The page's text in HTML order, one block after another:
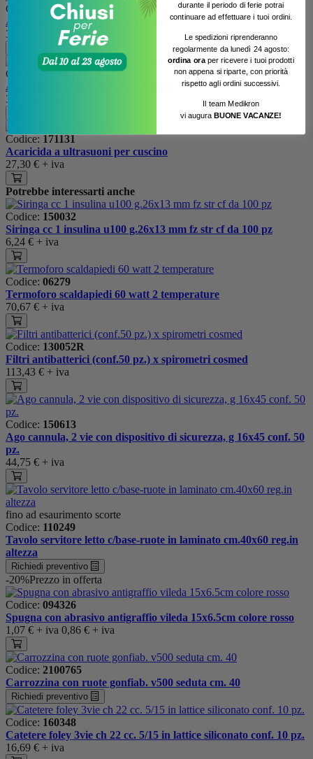
Codice:
0900053
Abena cuffia shampoo per allettati
3,08 €
Codice:171129
Acaricida a ultrasuoni per ambienti
32,79 €
Codice:171131
Acaricida a ultrasuoni per cuscino
27,30 € + iva
Potrebbe interessarti anche
Codice: 150032
Siringa cc 1 insulina u100 g.26x13 mm fz str cf da 100 pz
6,24 € + iva
Codice: 06279
Termoforo scaldapiedi 60 watt 2 temperature
70,67 € + iva
Codice: 130052R
Filtri antibatterici (conf.50 pz.) x spirometri cosmed
113,43 € + iva
Codice: 150613
Ago cannula, 2 vie con dispositivo di sicurezza, g 16x45 conf. 50
pz.
44,75 € + iva
fino ad esaurimento scorte
Codice: 110249
Tavolo servitore letto c/base-ruote in laminato cm.40x60 reg.in
altezza
Richiedi preventivo
-20%Prezzo in offerta
Codice: 094326
Spugna con abrasivo antigraffio vileda 15x6.5cm colore rosso
1,07 € + iva 0,86 € + iva
Codice: 2100765
Carrozzina con ruote gonfiab. v500 seduta cm. 40
Richiedi preventivo
Codice: 160348
Catetere foley 3vie ch 22 cc. 5/15 in lattice siliconato conf. 10 pz.
16,69 € + iva
durante il periodo di ferie potrai
continuare ad effettuare i tuoi ordini.
Le spedizioni riprenderanno
regolarmente da lunedì 24 agosto:
ordina ora per ricevere i tuoi prodotti
non appena si riparte, con priorità
rispetto agli ordini successivi.
Il team Medikron
vi auguraBUONE VACANZE!